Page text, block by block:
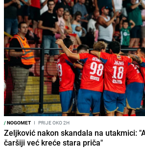
/NOGOMET I PRIJE OKO 2H
Zeljković nakon skandala na utakmici:
čaršiji već kreće stara priča"